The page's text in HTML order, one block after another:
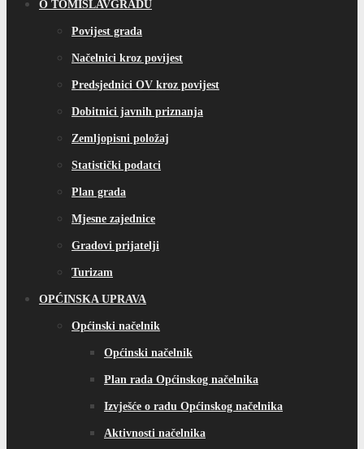
O TOMISLAVGRADU
Povijest grada
Načelnici kroz povijest
Predsjednici OV kroz povijest
Dobitnici javnih priznanja
Zemljopisni položaj
Statistički podatci
Plan grada
Mjesne zajednice
Gradovi prijatelji
Turizam
OPĆINSKA UPRAVA
Općinski načelnik
Općinski načelnik
Plan rada Općinskog načelnika
Izvješće o radu Općinskog načelnika
Aktivnosti načelnika